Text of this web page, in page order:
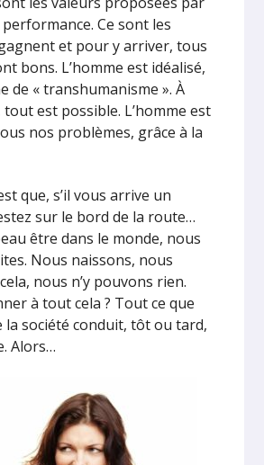
performance. Ce sont les
et pour y arriver, tous
bons. L’homme est idéalisé,
de « transhumanisme ». À
tout est possible. L’homme est
nos problèmes, grâce à la
que, s’il vous arrive un
sur le bord de la route…
être dans le monde, nous
Nous naissons, nous
nous n’y pouvons rien.
à tout cela ? Tout ce que
la société conduit, tôt ou tard,
Alors…